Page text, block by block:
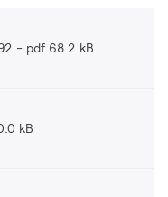
pdf 68.2 kB
kB